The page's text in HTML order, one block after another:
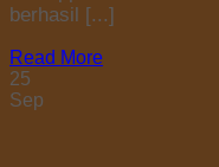
berhasil [...]
Read More
25
Sep